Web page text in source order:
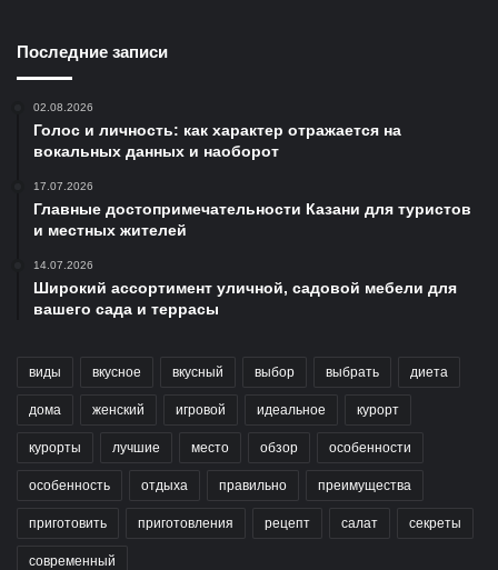
Последние записи
02.08.2026
Голос и личность: как характер отражается на
вокальных данных и наоборот
17.07.2026
Главные достопримечательности Казани для туристов
и местных жителей
14.07.2026
Широкий ассортимент уличной, садовой мебели для
вашего сада и террасы
виды вкусное вкусный выбор выбрать диета
дома женский игровой идеальное курорт
курорты лучшие место обзор особенности
особенность отдыха правильно преимущества
приготовить приготовления рецепт салат секреты
современный